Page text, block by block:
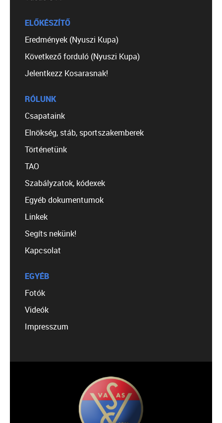
ELŐKÉSZÍTŐ
Eredmények (Nyuszi Kupa)
Következő forduló (Nyuszi Kupa)
Jelentkezz Kosarasnak!
RÓLUNK
Csapataink
Elnökség, stáb, sportszakemberek
Történetünk
TAO
Szabályzatok, kódexek
Egyéb dokumentumok
Linkek
Segíts nekünk!
Kapcsolat
EGYÉB
Fotók
Videók
Impresszum